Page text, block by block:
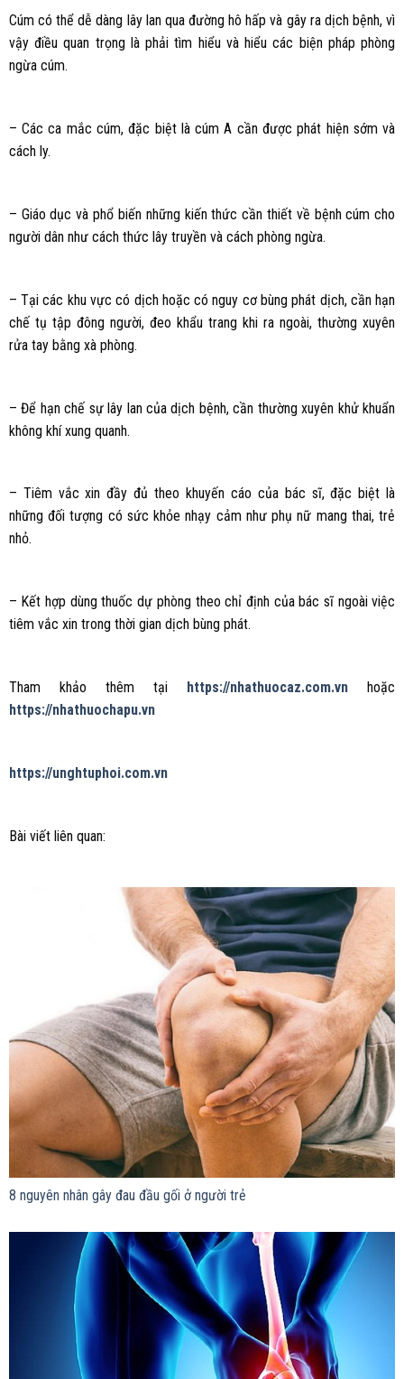
Cúm có thể dễ dàng lây lan qua đường hô hấp và gây ra dịch bệnh, vì
vậy điều quan trọng là phải tìm hiểu và hiểu các biện pháp phòng
ngừa cúm.
– Các ca mắc cúm, đặc biệt là cúm A cần được phát hiện sớm và
cách ly.
– Giáo dục và phổ biến những kiến thức cần thiết về bệnh cúm cho
người dân như cách thức lây truyền và cách phòng ngừa.
– Tại các khu vực có dịch hoặc có nguy cơ bùng phát dịch, cần hạn
chế tụ tập đông người, đeo khẩu trang khi ra ngoài, thường xuyên
rửa tay bằng xà phòng.
– Để hạn chế sự lây lan của dịch bệnh, cần thường xuyên khử khuẩn
không khí xung quanh.
– Tiêm vắc xin đầy đủ theo khuyến cáo của bác sĩ, đặc biệt là
những đối tượng có sức khỏe nhạy cảm như phụ nữ mang thai, trẻ
nhỏ.
– Kết hợp dùng thuốc dự phòng theo chỉ định của bác sĩ ngoài việc
tiêm vắc xin trong thời gian dịch bùng phát.
Tham khảo thêm tại https://nhathuocaz.com.vn hoặc
https://nhathuochapu.vn
https://unghtuphoi.com.vn
Bài viết liên quan:
8 nguyên nhân gây đau đầu gối ở người trẻ